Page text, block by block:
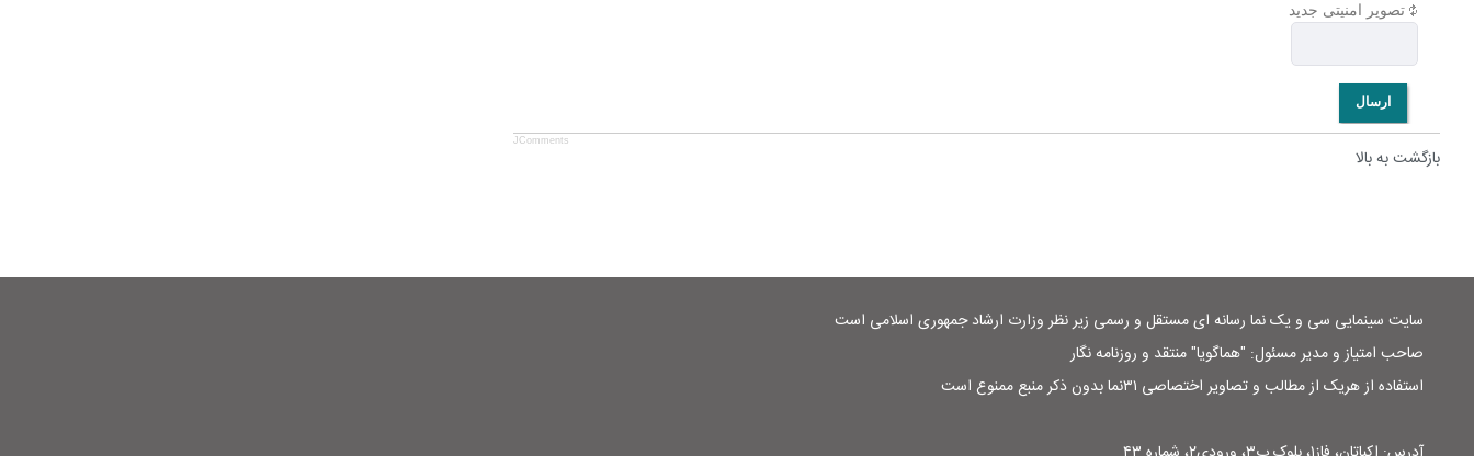
تصویر امنیتی جدید
ارسال
JComments
بازگشت به بالا
سایت سینمایی سی و یک نما رسانه ای مستقل و رسمی زیر نظر وزارت ارشاد جمهوری اسلامی است
صاحب امتیاز و مدیر مسئول: "هماگویا" منتقد و روزنامه نگار
استفاده از هریک از مطالب و تصاویر اختصاصی ۳۱نما بدون ذکر منبع ممنوع است